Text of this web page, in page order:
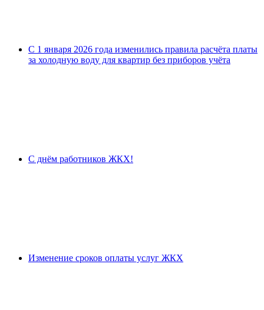
С 1 января 2026 года изменились правила расчёта платы
за холодную воду для квартир без приборов учёта
С днём работников ЖКХ!
Изменение сроков оплаты услуг ЖКХ